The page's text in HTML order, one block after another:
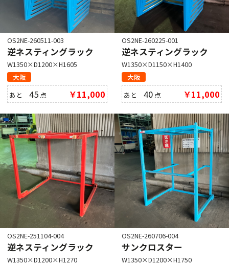
OS2NE-260511-003
逆ネスティングラック
W1350×D1200×H1605
大阪
あと45 点 ￥11,000
OS2NE-260225-001
逆ネスティングラック
W1350×D1150×H1400
大阪
あと40 点 ￥11,000
OS2NE-251104-004
逆ネスティングラック
W1350×D1200×H1270
OS2NE-260706-004
サンクロスター
W1350×D1200×H1750